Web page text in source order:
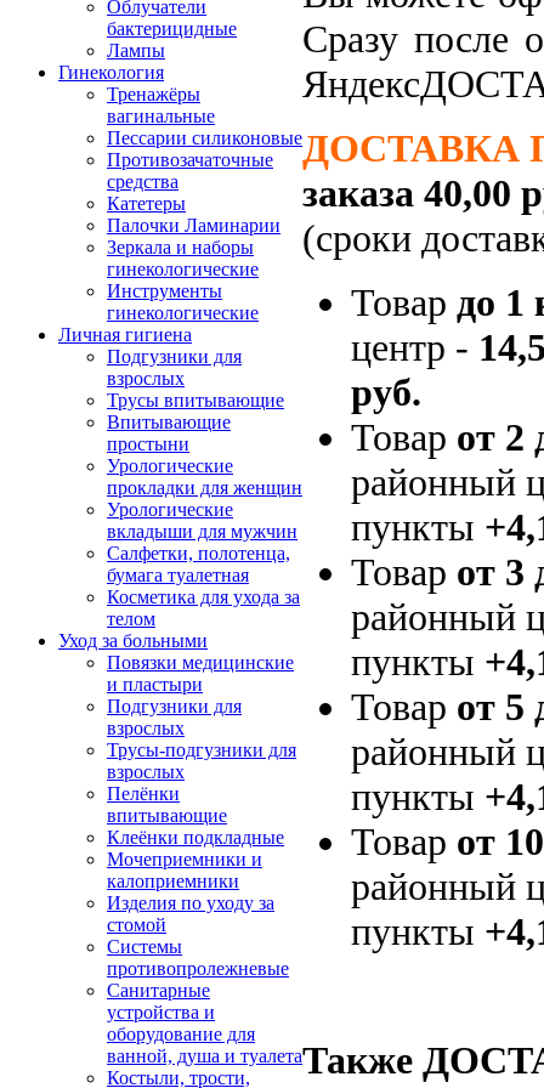
Облучатели
бактерицидные
Лампы
Гинекология
Тренажёры
вагинальные
Пессарии силиконовые
Противозачаточные
средства
Катетеры
Палочки Ламинарии
Зеркала и наборы
гинекологические
Инструменты
гинекологические
Личная гигиена
Подгузники для
взрослых
Трусы впитывающие
Впитывающие
простыни
Урологические
прокладки для женщин
Урологические
вкладыши для мужчин
Салфетки, полотенца,
бумага туалетная
Косметика для ухода за
телом
Уход за больными
Повязки медицинские
и пластыри
Подгузники для
взрослых
Трусы-подгузники для
взрослых
Пелёнки
впитывающие
Клеёнки подкладные
Мочеприемники и
калоприемники
Изделия по уходу за
стомой
Системы
противопролежневые
Санитарные
устройства и
оборудование для
ванной, душа и туалета
Костыли, трости,
Сразу после
ДОСТАВКА
заказа 40,00
(сроки
Товар до 1
центр -
руб.
Товар от 2
районный
пункты
Товар от 3
районный
пункты
Товар от 5
районный
пункты
Товар от
районный
пункты
Также